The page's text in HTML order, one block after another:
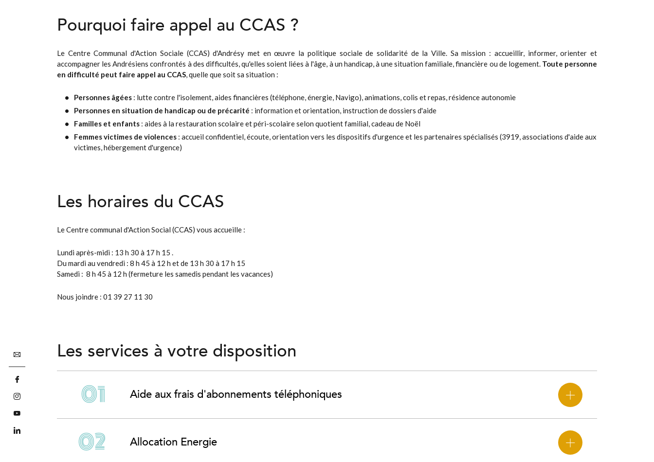
Pourquoi faire appel au CCAS ?
Le Centre Communal d'Action Sociale (CCAS) d'Andrésy met en œuvre la politique sociale de solidarité de la Ville. Sa mission : accueillir, informer, orienter et
accompagner les Andrésiens confrontés à des difficultés, qu'elles soient liées à l'âge, à un handicap, à une situation familiale, financière ou de logement. Toute personne
en difficulté peut faire appel au CCAS, quelle que soit sa situation :
Personnes âgées : lutte contre l'isolement, aides financières (téléphone, énergie, Navigo), animations, colis et repas, résidence autonomie
Personnes en situation de handicap ou de précarité : information et orientation, instruction de dossiers d'aide
Familles et enfants : aides à la restauration scolaire et péri-scolaire selon quotient familial, cadeau de Noël
Femmes victimes de violences : accueil confidentiel, écoute, orientation vers les dispositifs d'urgence et les partenaires spécialisés (3919, associations d'aide aux
victimes, hébergement d'urgence)
Les horaires du CCAS
Le Centre communal d'Action Social (CCAS) vous accueille :
Lundi après-midi : 13 h 30 à 17 h 15 .
Du mardi au vendredi : 8 h 45 à 12 h et de 13 h 30 à 17 h 15
Samedi : 8 h 45 à 12 h (fermeture les samedis pendant les vacances)
Nous joindre : 01 39 27 11 30
Les services à votre disposition
Aide aux frais d'abonnements téléphoniques
Allocation Energie